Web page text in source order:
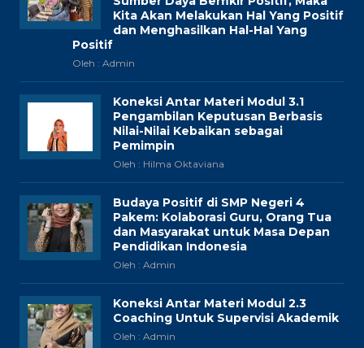
Kita Akan Melakukan Hal Yang Positif
dan Menghasilkan Hal-Hal Yang
Positif
Oleh : Admin
Koneksi Antar Materi Modul 3.1
Pengambilan Keputusan Berbasis
Nilai-Nilai Kebaikan sebagai
Pemimpin
Oleh : Hilma Oktaviana
Budaya Positif di SMP Negeri 4
Pakem: Kolaborasi Guru, Orang Tua
dan Masyarakat untuk Masa Depan
Pendidikan Indonesia
Oleh : Admin
Koneksi Antar Materi Modul 2.3
Coaching Untuk Supervisi Akademik
Oleh : Admin